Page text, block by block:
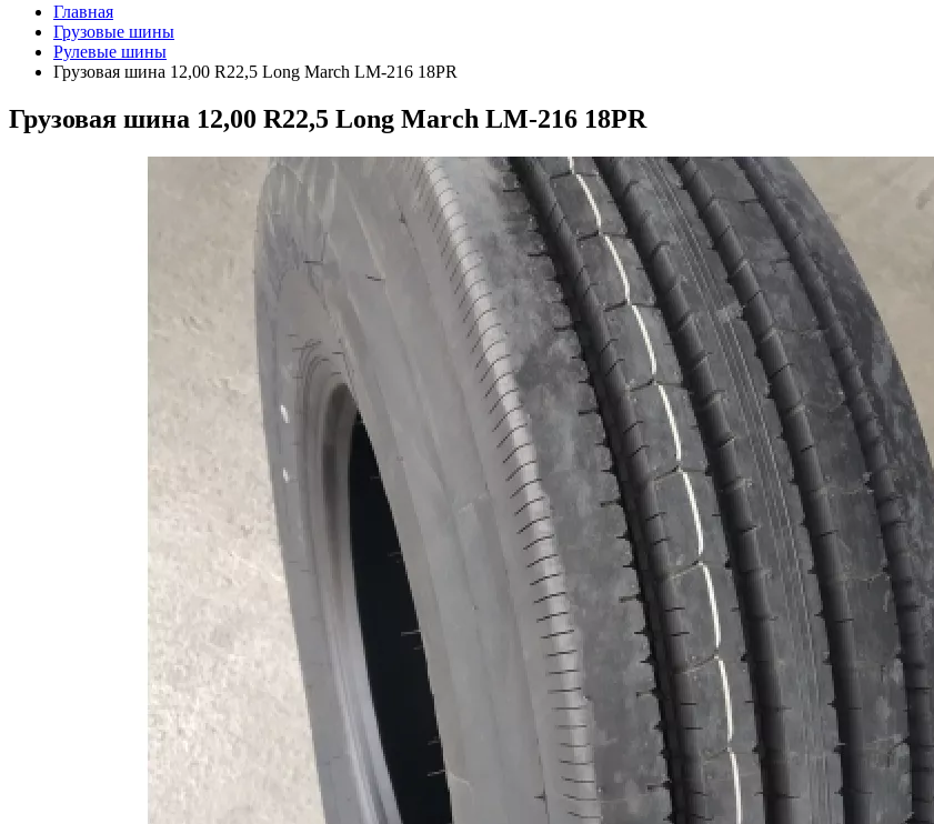
Главная
Грузовые шины
Рулевые шины
Грузовая шина 12,00 R22,5 Long March LM-216 18PR
Грузовая шина 12,00 R22,5 Long March LM-216 18PR